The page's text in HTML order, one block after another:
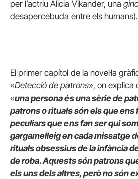
per l’actriu Alicia Vikander, una
desapercebuda entre els humans).
El primer capítol de la novel·la
«Detecció de patrons», on explica
«una persona és una sèrie de
patrons o rituals són els que ens
peculiars que ens fan ser qui
gargamelleig en cada missatge
rituals obsessius de la infància
de roba. Aquests són patrons
els uns dels altres, però no són